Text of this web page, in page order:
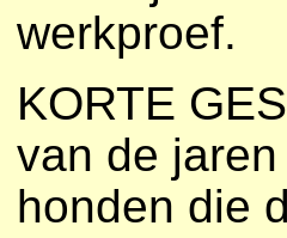
werkproef.
KORTE
van de
honden die